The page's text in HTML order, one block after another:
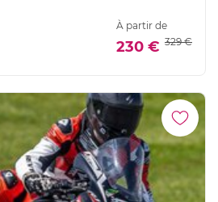
À partir de
230 € 329 €